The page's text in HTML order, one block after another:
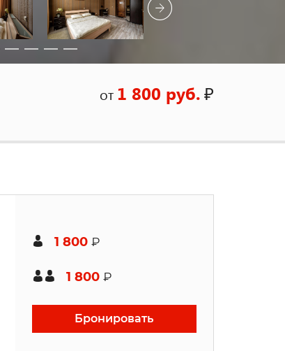
от 1 800 руб.₽
1 800 ₽
1 800 ₽
Бронировать